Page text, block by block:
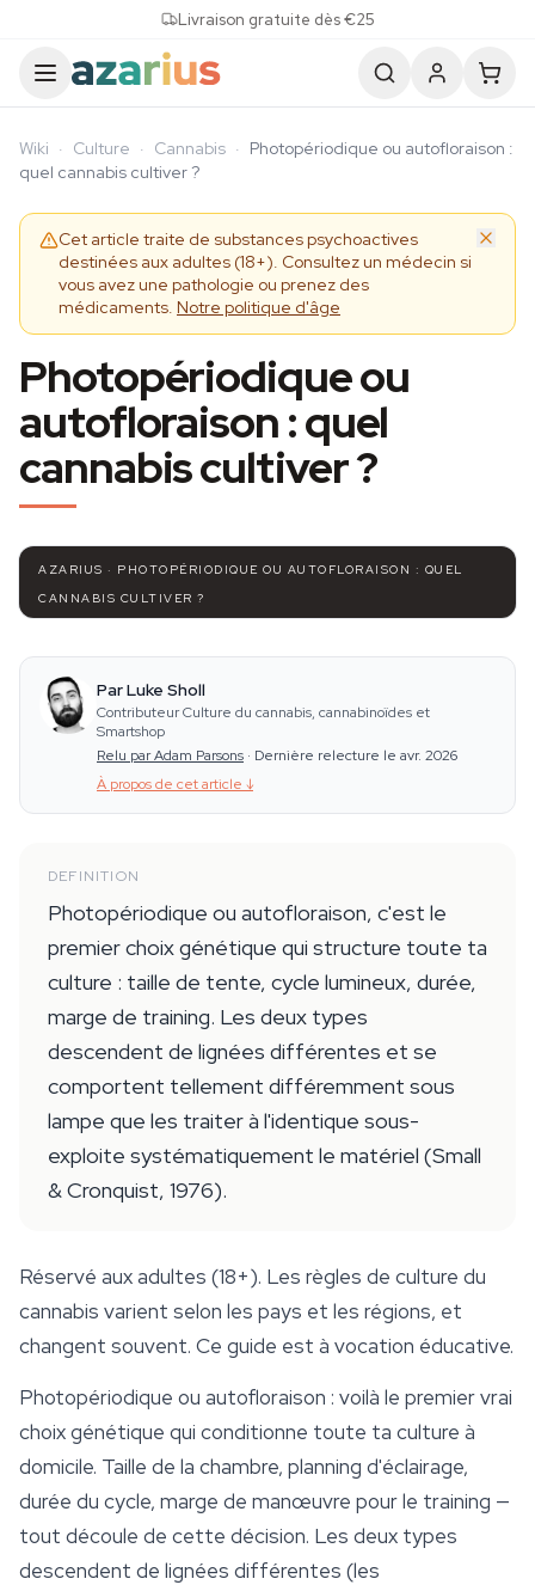
Livraison gratuite dès €25
Wiki · Culture · Cannabis · Photopériodique ou autofloraison :
quel cannabis cultiver ?
Cet article traite de substances psychoactives
destinées aux adultes (18+). Consultez un médecin si
vous avez une pathologie ou prenez des
médicaments. Notre politique d'âge
Photopériodique ou
autofloraison : quel
cannabis cultiver ?
AZARIUS · PHOTOPÉRIODIQUE OU AUTOFLORAISON : QUEL
CANNABIS CULTIVER ?
Par Luke Sholl
Contributeur Culture du cannabis, cannabinoïdes et
Smartshop
Relu par Adam Parsons · Dernière relecture le avr. 2026
À propos de cet article ↓
DEFINITION
Photopériodique ou autofloraison, c'est le
premier choix génétique qui structure toute ta
culture : taille de tente, cycle lumineux, durée,
marge de training. Les deux types
descendent de lignées différentes et se
comportent tellement différemment sous
lampe que les traiter à l'identique sous-
exploite systématiquement le matériel (Small
& Cronquist, 1976).
Réservé aux adultes (18+). Les règles de culture du
cannabis varient selon les pays et les régions, et
changent souvent. Ce guide est à vocation éducative.
Photopériodique ou autofloraison : voilà le premier vrai
choix génétique qui conditionne toute ta culture à
domicile. Taille de la chambre, planning d'éclairage,
durée du cycle, marge de manœuvre pour le training —
tout découle de cette décision. Les deux types
descendent de lignées différentes (les